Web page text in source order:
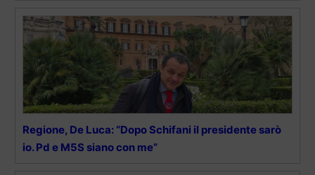
Regione, De Luca: “Dopo Schifani il presidente sarò
io. Pd e M5S siano con me”